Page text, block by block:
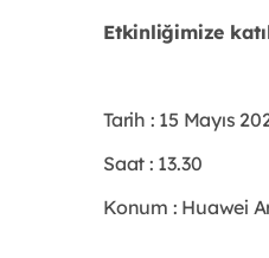
Etkinliğimize
Tarih : 15 Mayıs
Saat : 13.30
Konum : Huawei